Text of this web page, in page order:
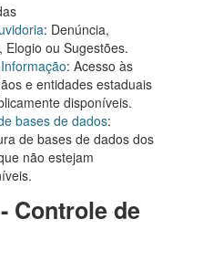
: Denúncia,
Elogio ou Sugestões.
: Acesso às
e entidades estaduais
disponíveis.
bases de dados:
de bases de dados dos
não estejam
Controle de